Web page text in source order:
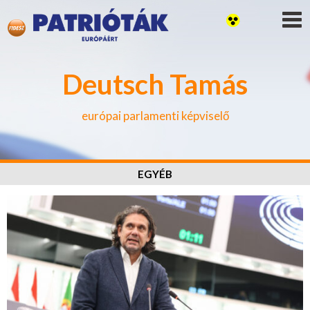
Deutsch Tamás
európai parlamenti képviselő
EGYÉB